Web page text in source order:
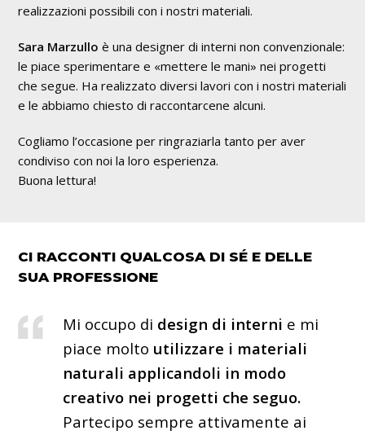
realizzazioni possibili con i nostri materiali.
Sara Marzullo è una designer di interni non convenzionale:
le piace sperimentare e «mettere le mani» nei progetti
che segue. Ha realizzato diversi lavori con i nostri materiali
e le abbiamo chiesto di raccontarcene alcuni.
Cogliamo l’occasione per ringraziarla tanto per aver
condiviso con noi la loro esperienza.
Buona lettura!
CI RACCONTI QUALCOSA DI SÉ E DELLE
SUA PROFESSIONE
Mi occupo di design di interni e mi
piace molto utilizzare i materiali
naturali applicandoli in modo
creativo nei progetti che seguo.
Partecipo sempre attivamente ai